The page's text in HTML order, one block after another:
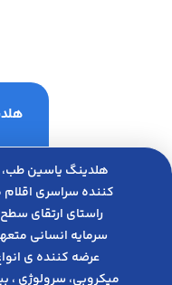
هلدینگ یاسین طب،
کننده سراسری
راﺳﺘﺎی ارﺗﻘﺎی
ﺳﺮﻣﺎﯾﻪ انسانی
عرضه کننده ی
میکروبی، ﺳﺮوﻟﻮژی ،